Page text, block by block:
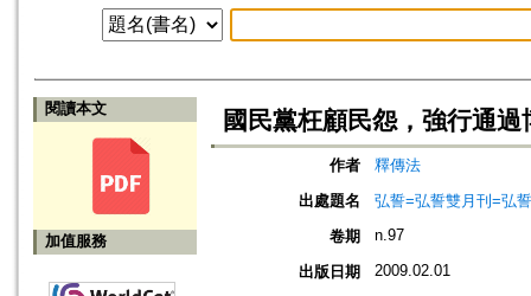
閱讀本文
加值服務
國民黨枉顧民怨，強行通
作者
釋傳法
出處題名
弘誓=弘誓雙月刊=弘
卷期
n.97
出版日期 2009.02.01